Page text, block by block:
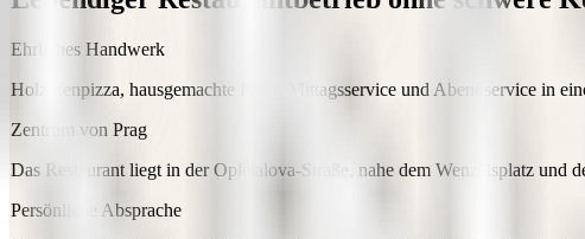
Ehrliches Handwerk
Holzofenpizza, hausgemachte Pasta, Mittagsservice und Abendservice in
Zentrum von Prag
Das Restaurant liegt in der Opletalova-Straße, nahe dem Wenzelsplatz und
Persönliche Absprache